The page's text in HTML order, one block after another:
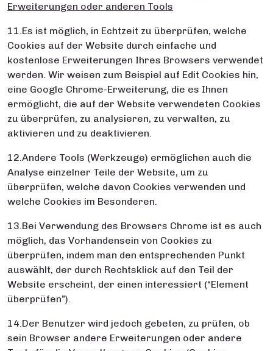
Erweiterungen oder anderen Tools
11.Es ist möglich, in Echtzeit zu überprüfen, welche
Cookies auf der Website durch einfache und
kostenlose Erweiterungen Ihres Browsers verwendet
werden. Wir weisen zum Beispiel auf Edit Cookies hin,
eine Google Chrome-Erweiterung, die es Ihnen
ermöglicht, die auf der Website verwendeten Cookies
zu überprüfen, zu analysieren, zu verwalten, zu
aktivieren und zu deaktivieren.
12.Andere Tools (Werkzeuge) ermöglichen auch die
Analyse einzelner Teile der Website, um zu
überprüfen, welche davon Cookies verwenden und
welche Cookies im Besonderen.
13.Bei Verwendung des Browsers Chrome ist es auch
möglich, das Vorhandensein von Cookies zu
überprüfen, indem man den entsprechenden Punkt
auswählt, der durch Rechtsklick auf den Teil der
Website erscheint, der einen interessiert (“Element
überprüfen”).
14.Der Benutzer wird jedoch gebeten, zu prüfen, ob
sein Browser andere Erweiterungen oder andere